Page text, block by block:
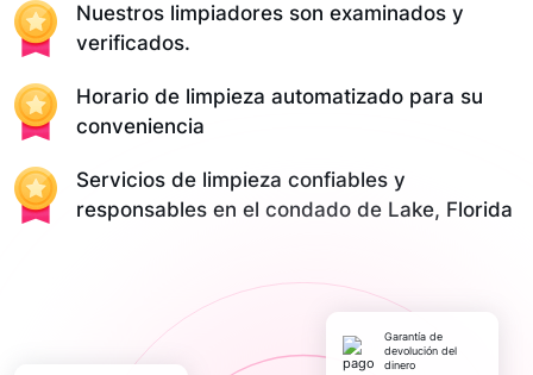
Nuestros limpiadores son examinados y
verificados.
Horario de limpieza automatizado para su
conveniencia
Servicios de limpieza confiables y
responsables en el condado de Lake, Florida
Garantía de
devolución del
dinero